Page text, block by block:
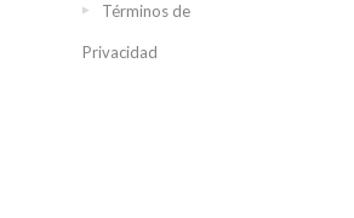
Términos de
Privacidad